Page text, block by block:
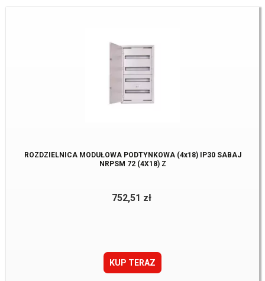
ROZDZIELNICA MODUŁOWA PODTYNKOWA (4x18) IP30 SABAJ
NRPSM 72 (4X18) Z
752,51 zł
KUP TERAZ